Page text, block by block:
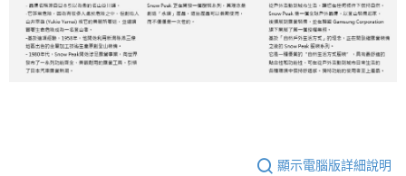
顯示電腦版詳細說明